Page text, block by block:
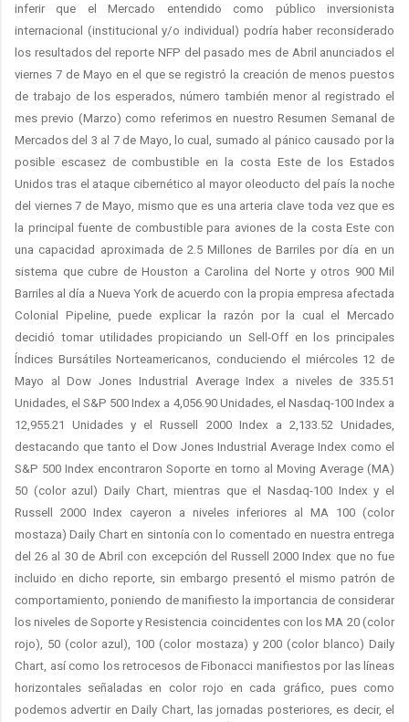
inferir que el Mercado entendido como público inversionista
internacional (institucional y/o individual) podría haber reconsiderado
los resultados del reporte NFP del pasado mes de Abril anunciados el
viernes 7 de Mayo en el que se registró la creación de menos puestos
de trabajo de los esperados, número también menor al registrado el
mes previo (Marzo) como referimos en nuestro Resumen Semanal de
Mercados del 3 al 7 de Mayo, lo cual, sumado al pánico causado por la
posible escasez de combustible en la costa Este de los Estados
Unidos tras el ataque cibernético al mayor oleoducto del país la noche
del viernes 7 de Mayo, mismo que es una arteria clave toda vez que es
la principal fuente de combustible para aviones de la costa Este con
una capacidad aproximada de 2.5 Millones de Barriles por día en un
sistema que cubre de Houston a Carolina del Norte y otros 900 Mil
Barriles al día a Nueva York de acuerdo con la propia empresa afectada
Colonial Pipeline, puede explicar la razón por la cual el Mercado
decidió tomar utilidades propiciando un Sell-Off en los principales
Índices Bursátiles Norteamericanos, conduciendo el miércoles 12 de
Mayo al Dow Jones Industrial Average Index a niveles de 335.51
Unidades, el S&P 500 Index a 4,056.90 Unidades, el Nasdaq-100 Index a
12,955.21 Unidades y el Russell 2000 Index a 2,133.52 Unidades,
destacando que tanto el Dow Jones Industrial Average Index como el
S&P 500 Index encontraron Soporte en torno al Moving Average (MA)
50 (color azul) Daily Chart, mientras que el Nasdaq-100 Index y el
Russell 2000 Index cayeron a niveles inferiores al MA 100 (color
mostaza) Daily Chart en sintonía con lo comentado en nuestra entrega
del 26 al 30 de Abril con excepción del Russell 2000 Index que no fue
incluido en dicho reporte, sin embargo presentó el mismo patrón de
comportamiento, poniendo de manifiesto la importancia de considerar
los niveles de Soporte y Resistencia coincidentes con los MA 20 (color
rojo), 50 (color azul), 100 (color mostaza) y 200 (color blanco) Daily
Chart, así como los retrocesos de Fibonacci manifiestos por las líneas
horizontales señaladas en color rojo en cada gráfico, pues como
podemos advertir en Daily Chart, las jornadas posteriores, es decir, el